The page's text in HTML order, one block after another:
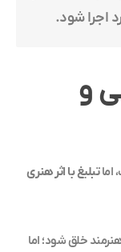
اجرا شود.
و
اماتبلیغ با اثر هنری
خلق شود؛ اما